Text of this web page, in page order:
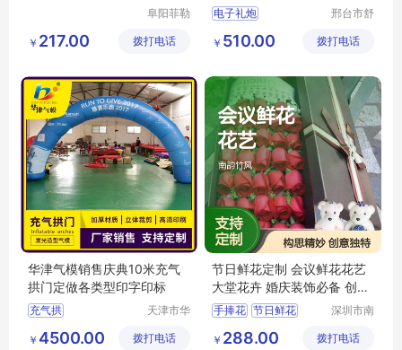
阜阳菲勒
公司
￥ 217.00 拨打电话
电子礼炮
电子礼炮批发
电子礼炮价格
邢台市舒
造厂（普
￥ 510.00 拨打电话
华津气模销售庆典10米充气
拱门定做各类型印字印标
充气拱
天津市华
气模型科
￥ 4500.00 拨打电话
节日鲜花定制 会议鲜花花艺
大堂花卉 婚庆装饰必备 创意
独特 构思巧妙
手捧花 节日鲜花
鲜花花艺
深圳市南
观园林有
￥ 288.00 拨打电话